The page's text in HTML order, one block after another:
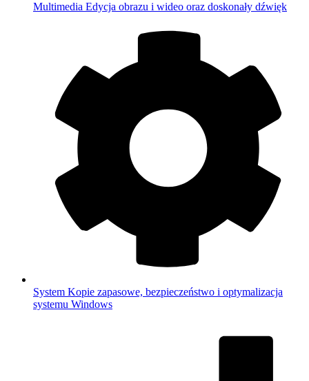
Multimedia Edycja obrazu i wideo oraz doskonały dźwięk
System Kopie zapasowe, bezpieczeństwo i optymalizacja
systemu Windows